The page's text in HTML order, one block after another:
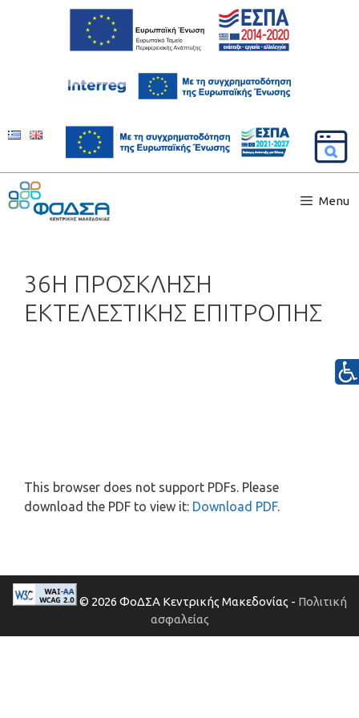
Menu
36Η ΠΡΟΣΚΛΗΣΗ
ΕΚΤΕΛΕΣΤΙΚΗΣ ΕΠΙΤΡΟΠΗΣ
This browser does not support PDFs. Please
download the PDF to view it: Download PDF.
© 2026 ΦοΔΣΑ Κεντρικής Μακεδονίας - Πολιτική
ασφαλείας